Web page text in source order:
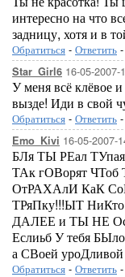
интересно на что
задницу, хотя и в
Обратиться - Ответить -
Star_Girl6 16-05-2007-
У меня всё клёвое
вызде! Иди в свой
Обратиться - Ответить -
Emo_Kivi 16-05-2007-
БЛя ТЫ РЕал
ТАк гОВорят
ОтРАХАлИ КаК
ТРяПку!!!ЫТ
ДАЛЕЕ и ТЫ НЕ
Еслиьб У тебя
а СВоей
Обратиться - Ответить -